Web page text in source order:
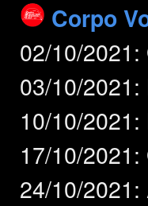
Corpo
02/10/2021:
03/10/2021:
10/10/2021:
17/10/2021:
24/10/2021: